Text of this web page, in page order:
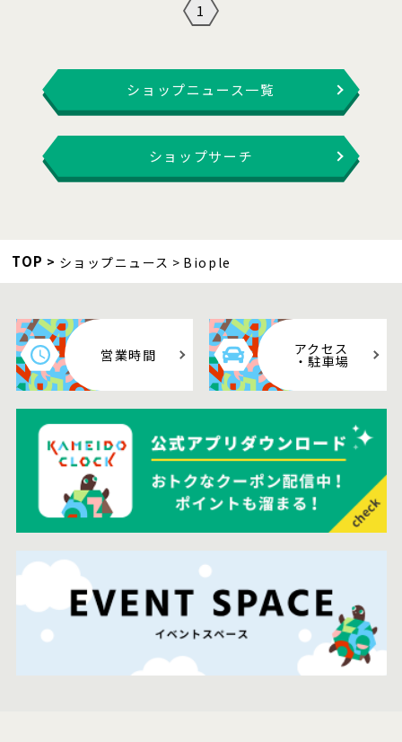
1
ショップニュース一覧
ショップサーチ
TOP ショップニュース Biople
営業時間 アクセス
・駐車場